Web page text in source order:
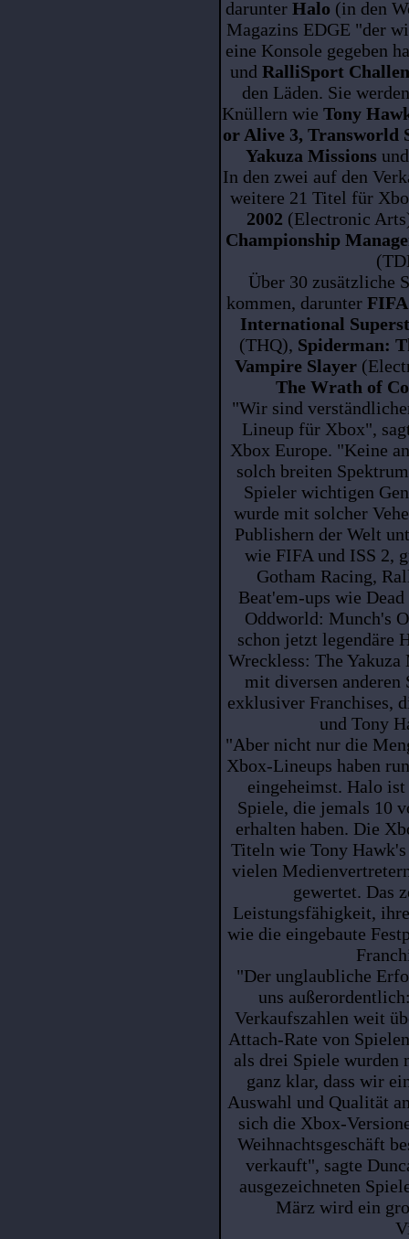
darunter Halo (in den
Magazins EDGE "der
eine Konsole gegeben
und RalliSport
den Läden. Sie
Knüllern wie Tony
or Alive 3, Transworld
Yakuza Missions
In den zwei auf den
weitere 21 Titel für
2002 (Electronic
Championship
Über 30 zusätzliche
kommen, darunter
International
(THQ), Spiderman:
Vampire Slayer
The Wrath of
"Wir sind
Lineup für Xbox",
Xbox Europe. "Keine
solch breiten
Spieler wichtigen
wurde mit solcher
Publishern der Welt
wie FIFA und ISS 2,
Gotham Racing,
Beat'em-ups wie
Oddworld: Munch's
schon jetzt legendäre
Wreckless: The
mit diversen anderen
exklusiver Franchises,
und Tony
"Aber nicht nur die
Xbox-Lineups haben
eingeheimst. Halo
Spiele, die jemals 10
erhalten haben. Die
Titeln wie Tony
vielen
gewertet. Das
Leistungsfähigkeit,
wie die eingebaute
"Der unglaubliche
uns
Verkaufszahlen weit
Attach-Rate von
als drei Spiele
ganz klar, dass wir
Auswahl und Qualität
sich die Xbox-
Weihnachtsgeschäft
verkauft", sagte
ausgezeichneten
März wird ein